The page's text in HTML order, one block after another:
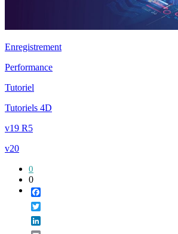
Enregistrement
Performance
Tutoriel
Tutoriels 4D
v19 R5
v20
0
0